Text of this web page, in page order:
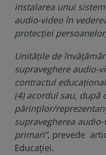
instalarea unui
audio-video în
protecției
Unitățile de
supraveghere audio-
contractul
(4) acordul sau, după
părinților/
supravegherea
primari”, prevede
Educaţiei.